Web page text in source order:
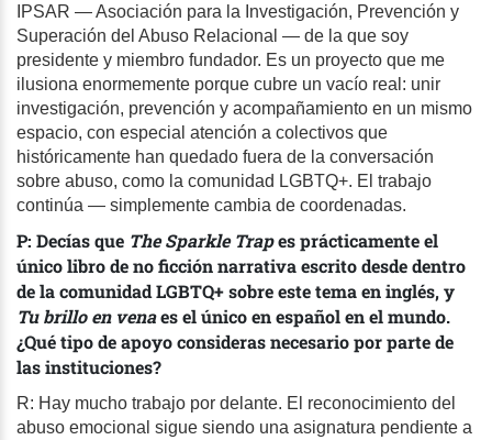
IPSAR — Asociación para la Investigación, Prevención y
Superación del Abuso Relacional — de la que soy
presidente y miembro fundador. Es un proyecto que me
ilusiona enormemente porque cubre un vacío real: unir
investigación, prevención y acompañamiento en un mismo
espacio, con especial atención a colectivos que
históricamente han quedado fuera de la conversación
sobre abuso, como la comunidad LGBTQ+. El trabajo
continúa — simplemente cambia de coordenadas.
P: Decías que The Sparkle Trapes prácticamente el
único libro de no ficción narrativa escrito desde dentro
de la comunidad LGBTQ+ sobre este tema en inglés, y
Tu brillo en venaes el único en español en el mundo.
¿Qué tipo de apoyo consideras necesario por parte de
las instituciones?
R: Hay mucho trabajo por delante. El reconocimiento del
abuso emocional sigue siendo una asignatura pendiente a